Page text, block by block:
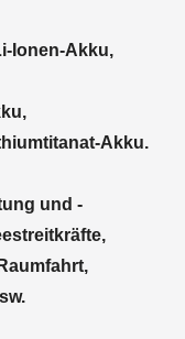
Ionen-Akku,
Akku.
und -